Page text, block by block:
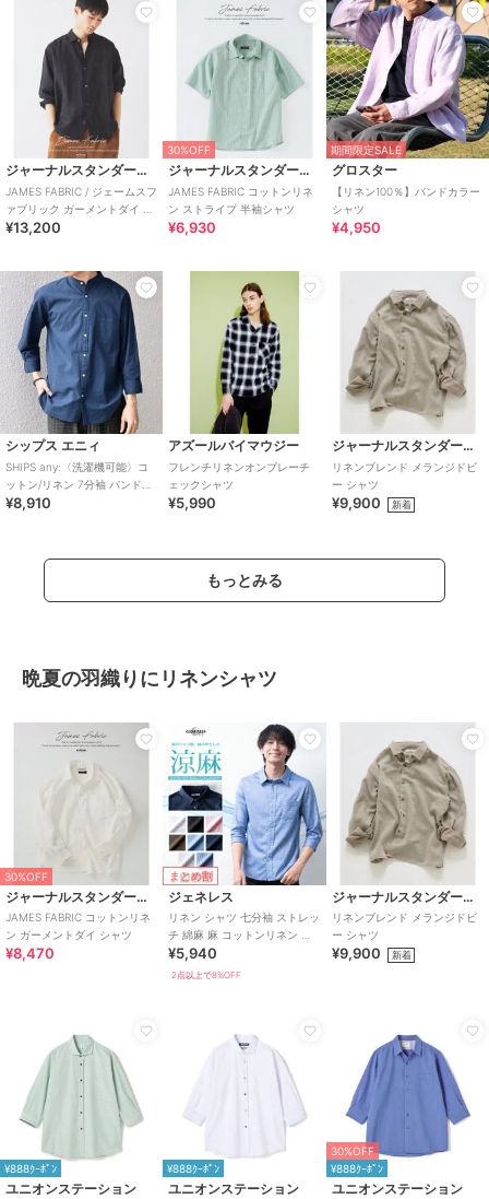
ジャーナルスタンダード レリューム
JAMES FABRIC / ジェームスフ
ァブリック ガーメントダイ リ
ネンシャツ
¥13,200
30%OFF
ジャーナルスタンダード レリューム
JAMES FABRIC コットンリネ
ン ストライプ 半袖シャツ
¥6,930
期間限定SALE
グロスター
【リネン100％】バンドカラー
シャツ
¥4,950
シップス エニィ
SHIPS any:〈洗濯機可能〉コ
ットン/リネン 7分袖 バンドカ
ラー ポケット シャツ◇
¥8,910
アズールバイマウジー
フレンチリネンオンブレーチ
ェックシャツ
¥5,990
ジャーナルスタンダード レリューム
リネンブレンド メランジドビ
ー シャツ
¥9,900 新着
もっとみる
晩夏の羽織りにリネンシャツ
30%OFF
ジャーナルスタンダード レリューム
JAMES FABRIC コットンリネ
ン ガーメントダイ シャツ
¥8,470
まとめ割
ジェネレス
リネン シャツ 七分袖 ストレッ
チ 綿麻 麻 コットンリネン メ
ンズシャツ ブラウス ワイシャ
ツ
¥5,940
2点以上で8%OFF
ジャーナルスタンダード レリューム
リネンブレンド メランジドビ
ー シャツ
¥9,900 新着
¥888ｸｰﾎﾟﾝ
ユニオンステーション
¥888ｸｰﾎﾟﾝ
ユニオンステーション
30%OFF
¥888ｸｰﾎﾟﾝ
ユニオンステーション